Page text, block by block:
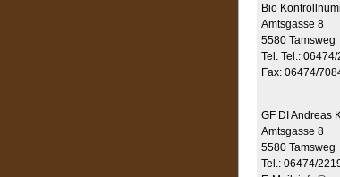
Bio
Amtsgasse 8
5580 Tamsweg
Tel. Tel.:
Fax: 06474/
GF DI Andreas
Amtsgasse 8
5580 Tamsweg
Tel.: 06474/